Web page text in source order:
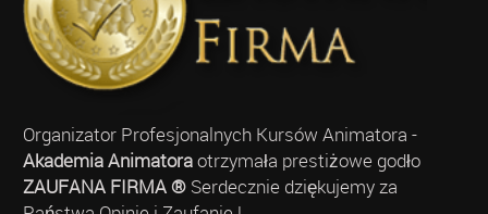
Organizator Profesjonalnych Kursów Animatora -
Akademia Animatoraotrzymała prestiżowe godło
ZAUFANA FIRMA ®Serdecznie dziękujemy za